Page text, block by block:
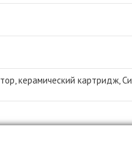
керамический картридж,